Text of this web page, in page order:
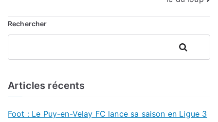
Rechercher
Rechercher
Articles récents
Foot : Le Puy-en-Velay FC lance sa saison en Ligue 3